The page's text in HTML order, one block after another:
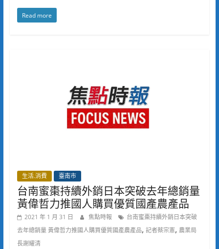
Read more
生活.消費 臺南市
台南蜜棗持續外銷日本突破去年總銷量
黃偉哲力推國人購買優質國產農產品
2021 年 1 月 31 日 焦點時報
台南蜜棗持續外銷日本突破
去年總銷量 黃偉哲力推國人購買優質國產農產品, 記者蔡宗憲, 農業局
長謝耀清